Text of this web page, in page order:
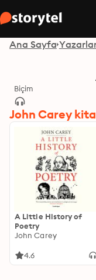
Ana Sayfa
Biçim
John Carey
A Little History of
Poetry
John Carey
4.6